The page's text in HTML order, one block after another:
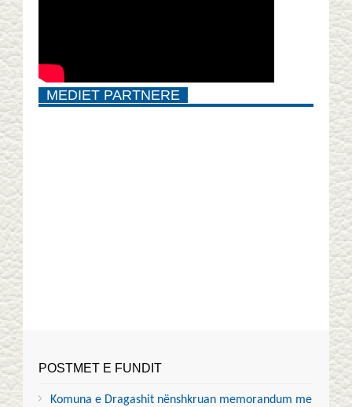
MEDIET PARTNERE
POSTMET E FUNDIT
Komuna e Dragashit nënshkruan memorandum me